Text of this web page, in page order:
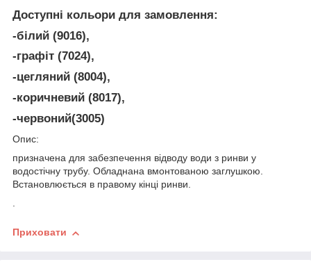
Доступні кольори для замовлення:
-білий (9016),
-графіт (7024),
-цегляний (8004),
-коричневий (8017),
-червоний(3005)
Опис:
призначена для забезпечення відводу води з ринви у
водостічну трубу. Обладнана вмонтованою заглушкою.
Встановлюється в правому кінці ринви.
.
Приховати